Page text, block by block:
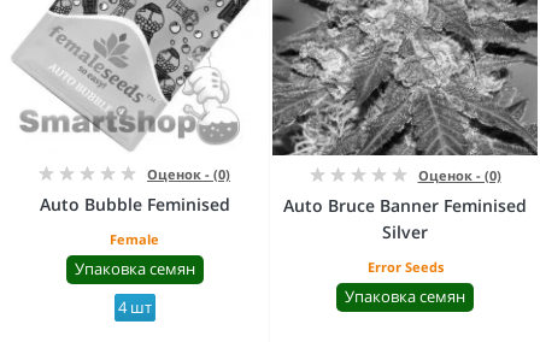
Оценок - (0)
Auto Bubble Feminised
Female
Упаковка семян
4 шт
Оценок - (0)
Auto Bruce Banner Feminised
Silver
Error Seeds
Упаковка семян